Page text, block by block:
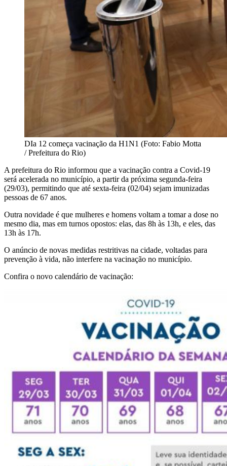
DIa 12 começa vacinação da H1N1 (Foto: Fabio Motta
/ Prefeitura do Rio)
A prefeitura do Rio informou que a vacinação contra a Covid-19
será acelerada no município, a partir da próxima segunda-feira
(29/03), permitindo que até sexta-feira (02/04) sejam imunizadas
pessoas de 67 anos.
Outra novidade é que mulheres e homens voltam a tomar a dose no
mesmo dia, mas em turnos opostos: elas, das 8h às 13h, e eles, das
13h às 17h.
O anúncio de novas medidas restritivas na cidade, voltadas para
prevenção à vida, não interfere na vacinação no município.
Confira o novo calendário de vacinação: